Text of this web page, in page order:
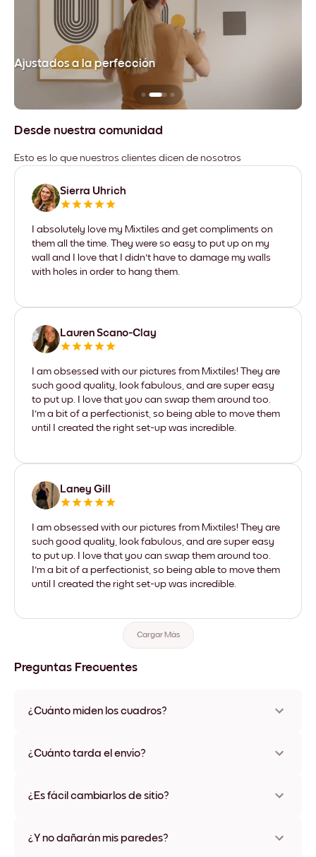
Ajustados a la perfección
Desde nuestra comunidad
Esto es lo que nuestros clientes dicen de nosotros
Sierra Uhrich
I absolutely love my Mixtiles and get compliments on
them all the time. They were so easy to put up on my
wall and I love that I didn't have to damage my walls
with holes in order to hang them.
Lauren Scano-Clay
I am obsessed with our pictures from Mixtiles! They are
such good quality, look fabulous, and are super easy
to put up. I love that you can swap them around too.
I'm a bit of a perfectionist, so being able to move them
until I created the right set-up was incredible.
Laney Gill
I am obsessed with our pictures from Mixtiles! They are
such good quality, look fabulous, and are super easy
to put up. I love that you can swap them around too.
I'm a bit of a perfectionist, so being able to move them
until I created the right set-up was incredible.
Cargar Más
Preguntas Frecuentes
¿Cuánto miden los cuadros?
varios materiales y colores de marco, incluidas opciones sin
¿Cuánto tarda el envío?
disponibles en algunos países. Te enviaremos un número de
¿Es fácil cambiarlos de sitio?
ningún daño
¿Y no dañarán mis paredes?